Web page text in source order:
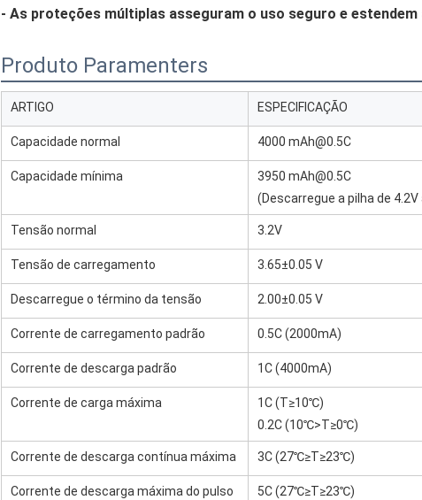
- As proteções múltiplas asseguram o uso seguro e estendem
Produto Paramenters
ARTIGO ESPECIFICAÇÃO
Capacidade normal 4000 mAh@0.5C
Capacidade mínima
3950 mAh@0.5C
(Descarregue a pilha de
Tensão normal 3.2V
Tensão de carregamento 3.65±0.05 V
Descarregue o término da tensão 2.00±0.05 V
Corrente de carregamento padrão 0.5C (2000mA)
Corrente de descarga padrão 1C (4000mA)
Corrente de carga máxima
1C (T≥10℃)
0.2C (10℃>T≥0℃)
Corrente de descarga contínua máxima 3C (27℃≥T≥23℃)
Corrente de descarga máxima do pulso 5C (27℃≥T≥23℃)